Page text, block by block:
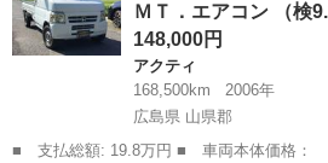
ポート・ＥＴ...
ＭＴ．エアコン （検
148,000円
アクティ
168,500km
2006年
広島県 山県郡
■ 支払総額: 19.8万円 ■ 車両本体価格： 148,000 円 ■ メーカー